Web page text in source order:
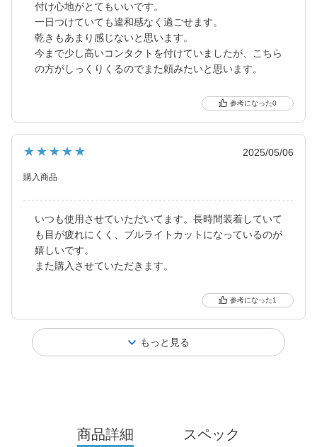
付け心地がとてもいいです。
一日つけていても違和感なく過ごせます。
乾きもあまり感じないと思います。
今まで少し高いコンタクトを付けていましたが、こちら
の方がしっくりくるのでまた頼みたいと思います。
0
★★★★★ 2025/05/06
購入商品
いつも使用させていただいてます。長時間装着していて
も目が疲れにくく、ブルライトカットになっているのが
嬉しいです。
また購入させていただきます。
1
もっと見る
商品詳細 スペック